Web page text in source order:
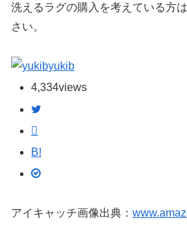
洗えるラグの購入を考えている方
さい。
yukib
4,334views
B!
アイキャッチ画像出典：